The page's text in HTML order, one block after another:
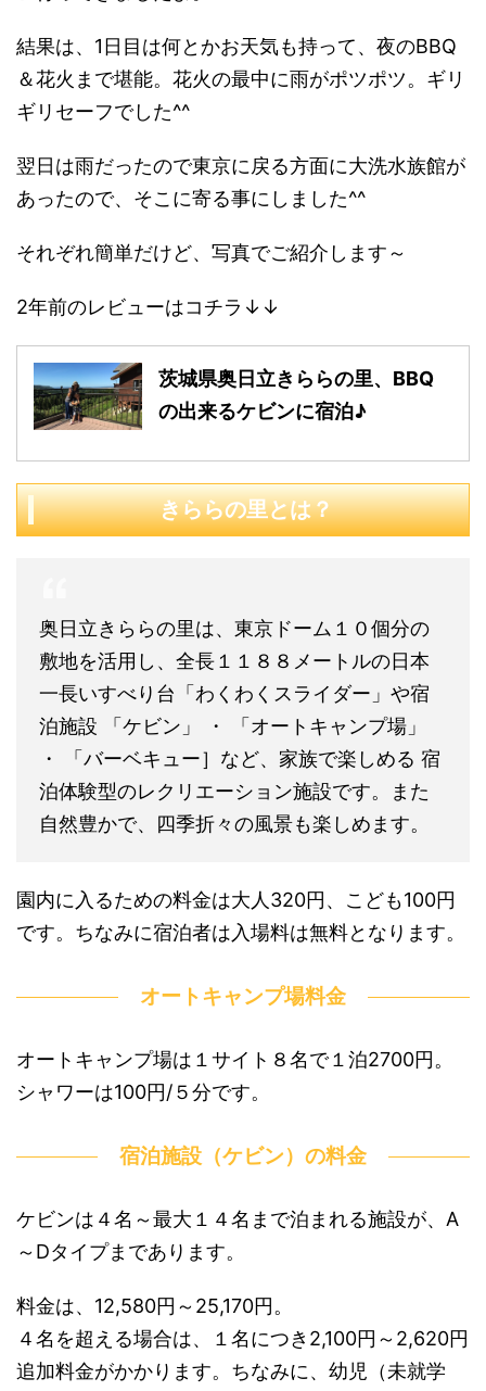
結果は、1日目は何とかお天気も持って、夜のBBQ
＆花火まで堪能。花火の最中に雨がポツポツ。ギリ
ギリセーフでした^^
翌日は雨だったので東京に戻る方面に大洗水族館が
あったので、そこに寄る事にしました^^
それぞれ簡単だけど、写真でご紹介します～
2年前のレビューはコチラ↓↓
茨城県奥日立きららの里、BBQ
の出来るケビンに宿泊♪
きららの里とは？
奥日立きららの里は、東京ドーム１０個分の
敷地を活用し、全長１１８８メートルの日本
一長いすべり台「わくわくスライダー」や宿
泊施設 「ケビン」 ・ 「オートキャンプ場」
・ 「バーベキュー］など、家族で楽しめる 宿
泊体験型のレクリエーション施設です。また
自然豊かで、四季折々の風景も楽しめます。
園内に入るための料金は大人320円、こども100円
です。ちなみに宿泊者は入場料は無料となります。
オートキャンプ場料金
オートキャンプ場は１サイト８名で１泊2700円。
シャワーは100円/５分です。
宿泊施設（ケビン）の料金
ケビンは４名～最大１４名まで泊まれる施設が、A
～Dタイプまであります。
料金は、12,580円～25,170円。
４名を超える場合は、１名につき2,100円～2,620円
追加料金がかかります。ちなみに、幼児（未就学